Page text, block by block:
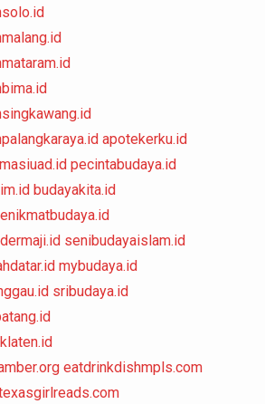
apotekerku.id
pecintabudaya.id
budayakita.id
senibudayaislam.id
mybudaya.id
sribudaya.id
eatdrinkdishmpls.com